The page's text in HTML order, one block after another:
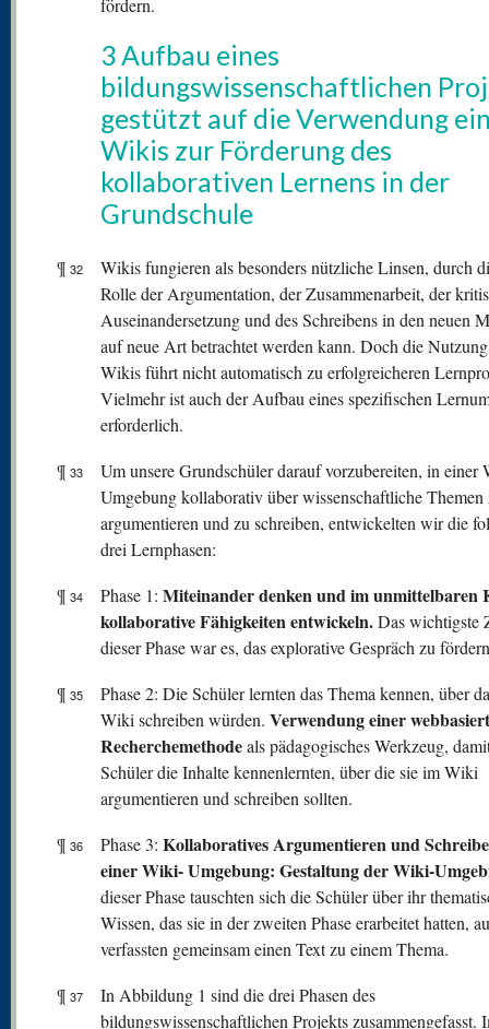
fördern.
3 Aufbau eines
bildungswissenschaftlichen
gestützt auf die Verwendung
Wikis zur Förderung des
kollaborativen Lernens in der
Grundschule
¶ 32
Wikis fungieren als besonders nützliche Linsen, durch
Rolle der Argumentation, der Zusammenarbeit, der
Auseinandersetzung und des Schreibens in den neuen
auf neue Art betrachtet werden kann. Doch die
Wikis führt nicht automatisch zu erfolgreicheren
Vielmehr ist auch der Aufbau eines spezifischen
erforderlich.
¶ 33
Um unsere Grundschüler darauf vorzubereiten, in einer
Umgebung kollaborativ über wissenschaftliche Themen
argumentieren und zu schreiben, entwickelten wir die
drei Lernphasen:
¶ 34 Phase 1: Miteinander denken und im unmittelbaren
kollaborative Fähigkeiten entwickeln.Das wichtigste
dieser Phase war es, das explorative Gespräch zu
¶ 35
Phase 2: Die Schüler lernten das Thema kennen, über
Wiki schreiben würden. Verwendung einer
Recherchemethodeals pädagogisches Werkzeug,
Schüler die Inhalte kennenlernten, über die sie im Wiki
argumentieren und schreiben sollten.
¶ 36 Phase 3: Kollaboratives Argumentieren und
einer Wiki- Umgebung: Gestaltung der Wiki-
dieser Phase tauschten sich die Schüler über ihr
Wissen, das sie in der zweiten Phase erarbeitet hatten,
verfassten gemeinsam einen Text zu einem Thema.
¶ 37
In Abbildung 1 sind die drei Phasen des
bildungswissenschaftlichen Projekts zusammengefasst.